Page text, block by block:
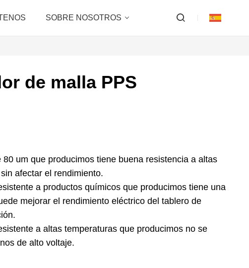
SOBRE NOSOTROS
de malla PPS
um que producimos tiene buena resistencia a altas
afectar el rendimiento.
a productos químicos que producimos tiene una
mejorar el rendimiento eléctrico del tablero de
a altas temperaturas que producimos no se
de alto voltaje.